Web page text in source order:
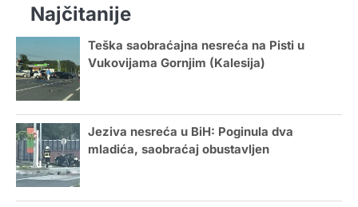
Najčitanije
Teška saobraćajna nesreća na Pisti u
Vukovijama Gornjim (Kalesija)
Jeziva nesreća u BiH: Poginula dva
mladića, saobraćaj obustavljen